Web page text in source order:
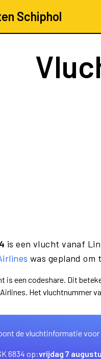
Schiphol
is een vlucht vanaf
was gepland om
is een codeshare. Dit
Het vluchtnummer
de vluchtinformatie voor
6834 op:vrijdag 7